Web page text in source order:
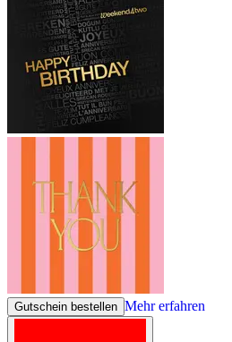
Gutschein bestellen Mehr erfahren